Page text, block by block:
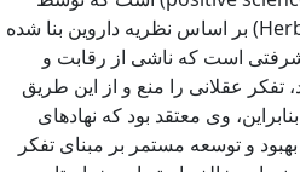
هربرت اسپنسر (Herbert Spencer) بر اساس نظریه داروین بنا شده
است که ناشی از رقابت و
تفکر عقلانی را منع و از این طریق
وی معتقد بود که نهادهای
و توسعه مستمر بر مبنای تفکر